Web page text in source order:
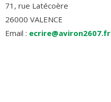
71, rue Latécoère
26000 VALENCE
Email : ecrire@aviron2607.fr